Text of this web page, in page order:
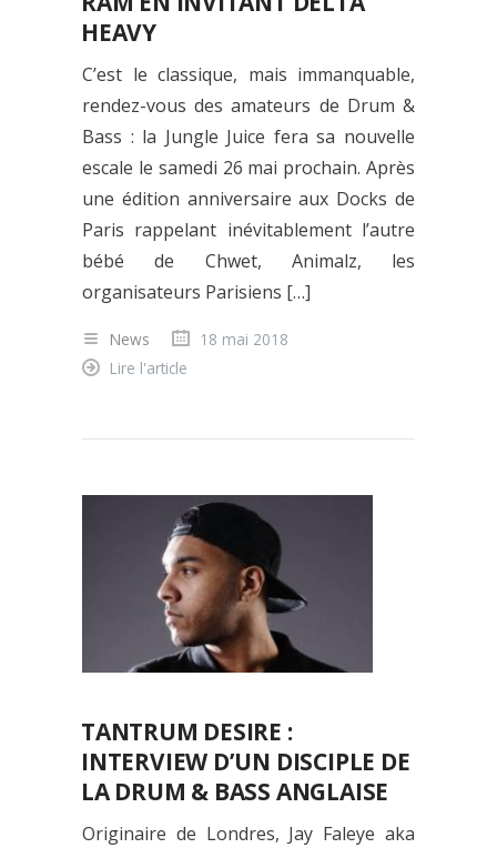
HEAVY
C’est le classique, mais immanquable,
rendez-vous des amateurs de Drum &
Bass : la Jungle Juice fera sa nouvelle
escale le samedi 26 mai prochain. Après
une édition anniversaire aux Docks de
Paris rappelant inévitablement l’autre
bébé de Chwet, Animalz, les
organisateurs Parisiens […]
News
18 mai 2018
Lire l'article
TANTRUM DESIRE :
INTERVIEW D’UN DISCIPLE DE
LA DRUM & BASS ANGLAISE
Originaire de Londres, Jay Faleye aka